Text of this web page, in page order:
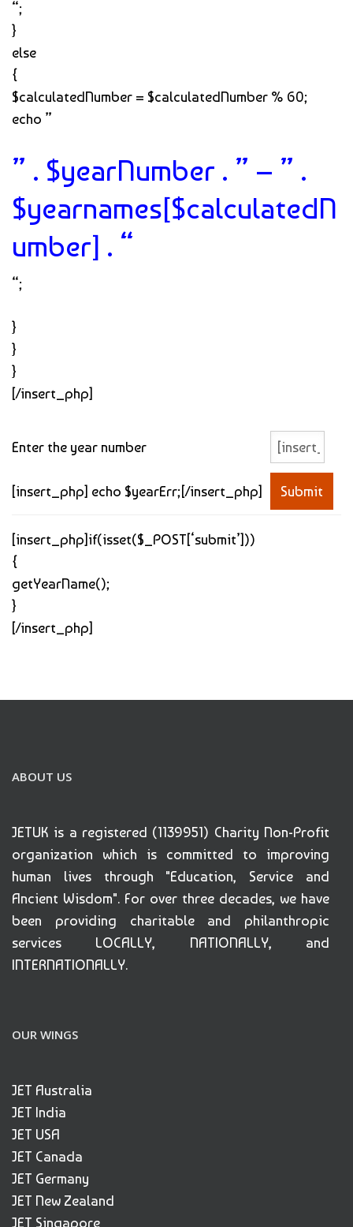
“;
}
else
{
$calculatedNumber = $calculatedNumber % 60;
echo ”
” . $yearNumber . ” – ” .
$yearnames[$calculatedN
umber] . “
“;
}
}
}
[/insert_php]
Enter the year number
[insert_php] echo $yearErr;[/insert_php]
[insert_php]if(isset($_POST[‘submit’]))
{
getYearName();
}
[/insert_php]
ABOUT US
JETUK is a registered (1139951) Charity Non-Profit
organization which is committed to improving
human lives through "Education, Service and
Ancient Wisdom". For over three decades, we have
been providing charitable and philanthropic
services LOCALLY, NATIONALLY, and
INTERNATIONALLY.
OUR WINGS
JET Australia
JET India
JET USA
JET Canada
JET Germany
JET New Zealand
JET Singapore